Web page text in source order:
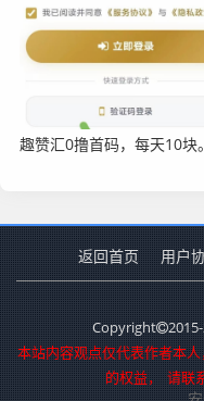
趣赞汇0撸首码，每天10块。
返回首页 用户
Copyright
本站内容观点仅代表作者本
的权益， 请联